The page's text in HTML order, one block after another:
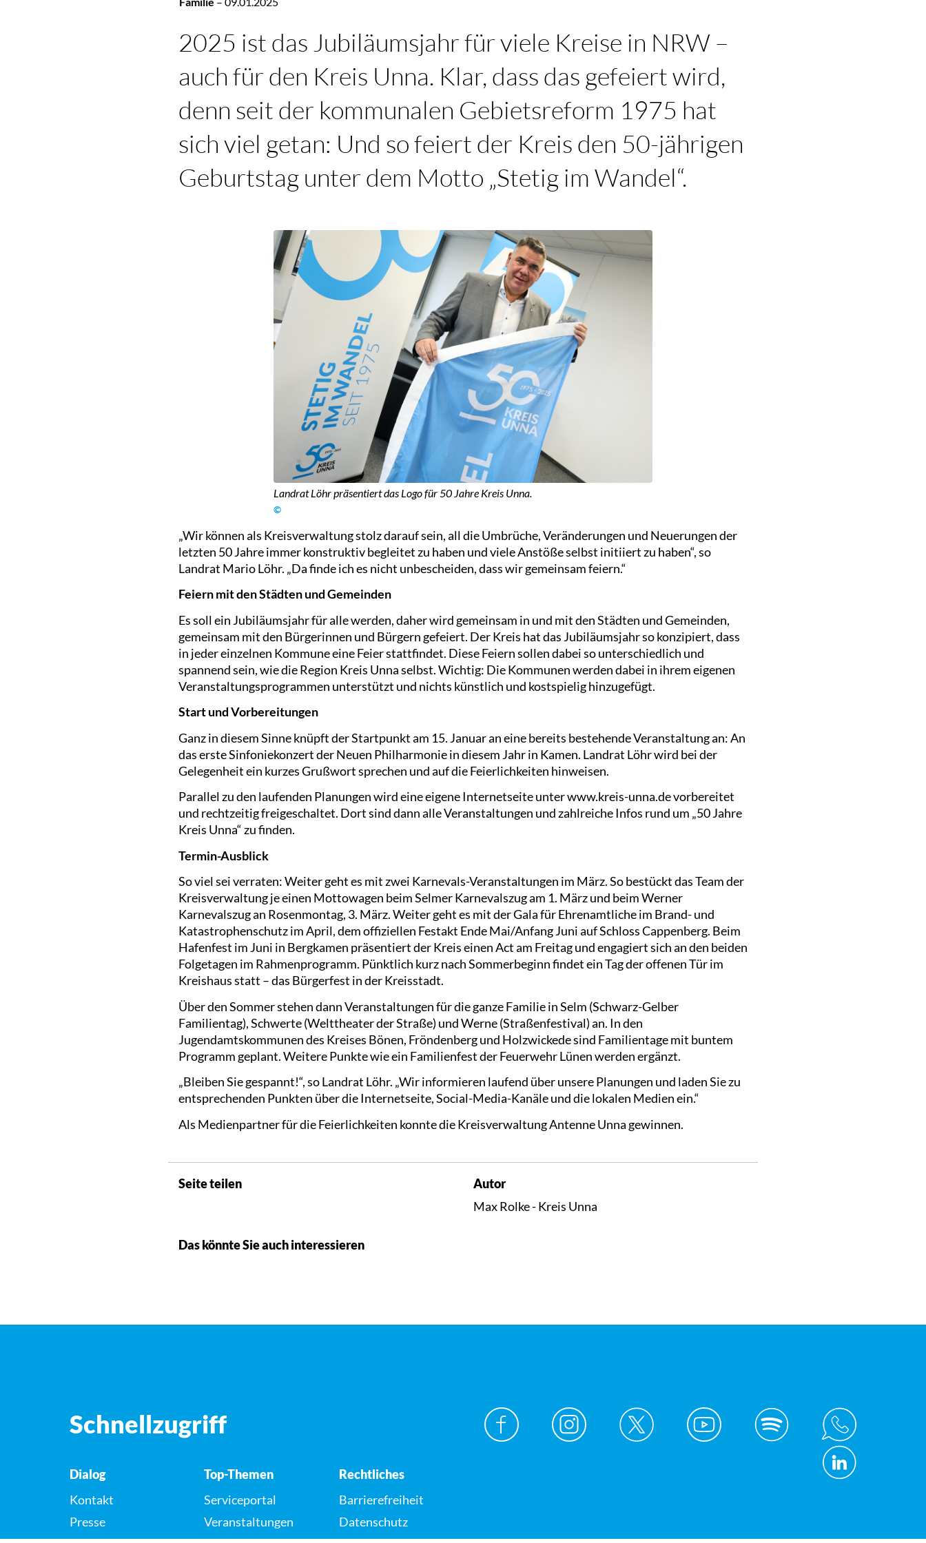
2025 ist das Jubiläumsjahr für viele Kreise in NRW –
auch für den Kreis Unna. Klar, dass das gefeiert wird,
denn seit der kommunalen Gebietsreform 1975 hat
sich viel getan: Und so feiert der Kreis den 50-jährigen
Geburtstag unter dem Motto „Stetig im Wandel“.
Landrat Löhr präsentiert das Logo für 50 Jahre Kreis Unna.
©
„Wir können als Kreisverwaltung stolz darauf sein, all die Umbrüche, Veränderungen und Neuerungen der
letzten 50 Jahre immer konstruktiv begleitet zu haben und viele Anstöße selbst initiiert zu haben“, so
Landrat Mario Löhr. „Da finde ich es nicht unbescheiden, dass wir gemeinsam feiern.“
Feiern mit den Städten und Gemeinden
Es soll ein Jubiläumsjahr für alle werden, daher wird gemeinsam in und mit den Städten und Gemeinden,
gemeinsam mit den Bürgerinnen und Bürgern gefeiert. Der Kreis hat das Jubiläumsjahr so konzipiert, dass
in jeder einzelnen Kommune eine Feier stattfindet. Diese Feiern sollen dabei so unterschiedlich und
spannend sein, wie die Region Kreis Unna selbst. Wichtig: Die Kommunen werden dabei in ihrem eigenen
Veranstaltungsprogrammen unterstützt und nichts künstlich und kostspielig hinzugefügt.
Start und Vorbereitungen
Ganz in diesem Sinne knüpft der Startpunkt am 15. Januar an eine bereits bestehende Veranstaltung an: An
das erste Sinfoniekonzert der Neuen Philharmonie in diesem Jahr in Kamen. Landrat Löhr wird bei der
Gelegenheit ein kurzes Grußwort sprechen und auf die Feierlichkeiten hinweisen.
Parallel zu den laufenden Planungen wird eine eigene Internetseite unter www.kreis-unna.de vorbereitet
und rechtzeitig freigeschaltet. Dort sind dann alle Veranstaltungen und zahlreiche Infos rund um „50 Jahre
Kreis Unna“ zu finden.
Termin-Ausblick
So viel sei verraten: Weiter geht es mit zwei Karnevals-Veranstaltungen im März. So bestückt das Team der
Kreisverwaltung je einen Mottowagen beim Selmer Karnevalszug am 1. März und beim Werner
Karnevalszug an Rosenmontag, 3. März. Weiter geht es mit der Gala für Ehrenamtliche im Brand- und
Katastrophenschutz im April, dem offiziellen Festakt Ende Mai/Anfang Juni auf Schloss Cappenberg. Beim
Hafenfest im Juni in Bergkamen präsentiert der Kreis einen Act am Freitag und engagiert sich an den beiden
Folgetagen im Rahmenprogramm. Pünktlich kurz nach Sommerbeginn findet ein Tag der offenen Tür im
Kreishaus statt – das Bürgerfest in der Kreisstadt.
Über den Sommer stehen dann Veranstaltungen für die ganze Familie in Selm (Schwarz-Gelber
Familientag), Schwerte (Welttheater der Straße) und Werne (Straßenfestival) an. In den
Jugendamtskommunen des Kreises Bönen, Fröndenberg und Holzwickede sind Familientage mit buntem
Programm geplant. Weitere Punkte wie ein Familienfest der Feuerwehr Lünen werden ergänzt.
„Bleiben Sie gespannt!“, so Landrat Löhr. „Wir informieren laufend über unsere Planungen und laden Sie zu
entsprechenden Punkten über die Internetseite, Social-Media-Kanäle und die lokalen Medien ein.“
Als Medienpartner für die Feierlichkeiten konnte die Kreisverwaltung Antenne Unna gewinnen.
Seite teilen
Autor
Max Rolke - Kreis Unna
Das könnte Sie auch interessieren
Schnellzugriff
Dialog
Kontakt
Presse
Top-Themen
Serviceportal
Veranstaltungen
Rechtliches
Barrierefreiheit
Datenschutz